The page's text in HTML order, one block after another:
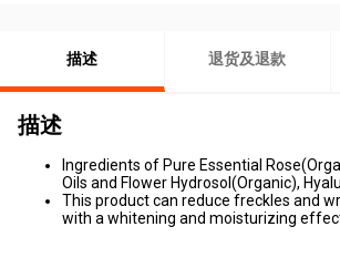
描述 退货及退款
描述
Ingredients of Pure Essential
Oils and Flower Hydrosol(Organic),
This product can reduce freckles and
with a whitening and moisturizing